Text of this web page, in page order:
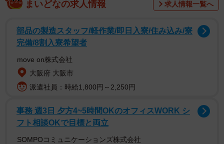
まいどなの求人情報 求人情報一覧へ
部品の製造スタッフ/軽作業/即日入寮/住み込み/寮
完備/8割入寮希望者
move on株式会社
大阪府 大阪市
派遣社員：時給1,800円～2,250円
事務 週3日 夕方4~5時間OKのオフィスWORK シ
フト相談OKで目標と両立
SOMPOコミュニケーションズ株式会社